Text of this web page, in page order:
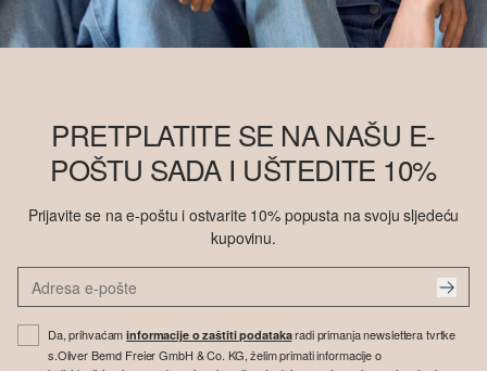
PRETPLATITE SE NA NAŠU E-
POŠTU SADA I UŠTEDITE 10%
Prijavite se na e-poštu i ostvarite 10% popusta na svoju sljedeću
kupovinu.
Da, prihvaćaminformacije o zaštiti podatakaradi primanja newslettera tvrtke
s.Oliver Bernd Freier GmbH & Co. KG, želim primati informacije o